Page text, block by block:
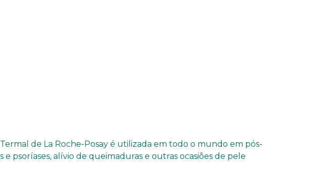
de La Roche-Posay é utilizada em todo o mundo em pós-
psoríases, alívio de queimaduras e outras ocasiões de pele